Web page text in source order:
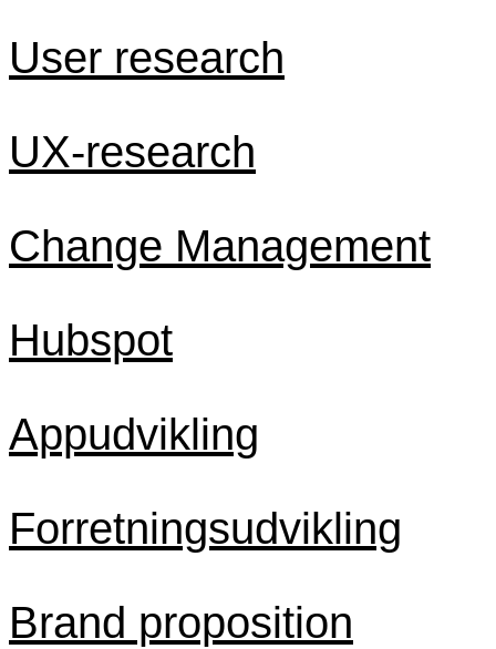
User research
UX-research
Change Management
Hubspot
Appudvikling
Forretningsudvikling
Brand proposition